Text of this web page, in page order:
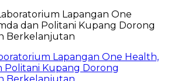
Lapangan One Health,
Politani Kupang Dorong